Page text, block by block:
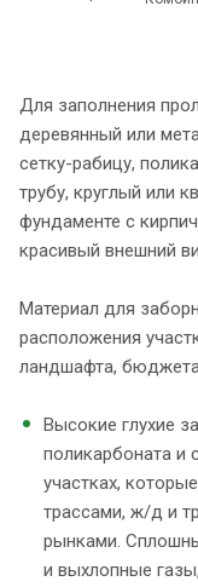
Для заполнения
деревянный или
сетку-рабицу,
трубу, круглый или
фундаменте с
красивый внешний
Материал для
расположения
ландшафта, бюджета
Высокие глухие
поликарбоната и
участках,
трассами, ж/д и
рынками.
и выхлопные